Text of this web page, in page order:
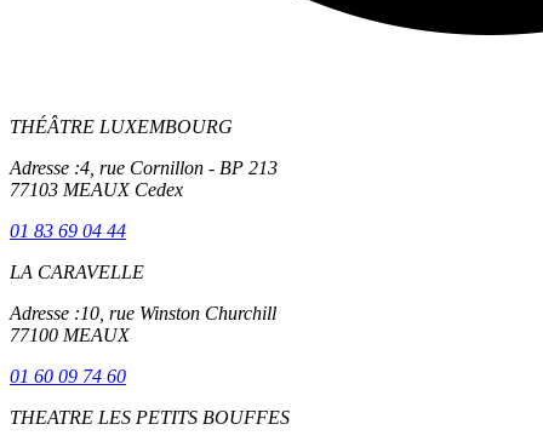
THÉÂTRE LUXEMBOURG
Adresse :4, rue Cornillon - BP 213
77103 MEAUX Cedex
01 83 69 04 44
LA CARAVELLE
Adresse :10, rue Winston Churchill
77100 MEAUX
01 60 09 74 60
THEATRE LES PETITS BOUFFES